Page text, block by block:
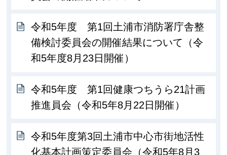
令和5年度 第1回土浦市消防署庁舎整
備検討委員会の開催結果について（令
和5年度8月23日開催）
令和5年度 第1回健康つちうら21計画
推進員会（令和5年8月22日開催）
令和5年度第3回土浦市中心市街地活性
化基本計画策定委員会（令和5年8月3